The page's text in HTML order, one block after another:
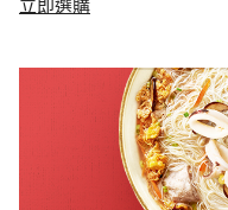
立即選購